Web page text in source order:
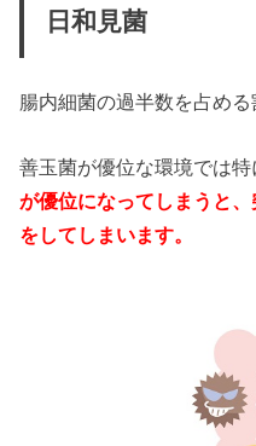
日和見菌
腸内細菌の過半数を占める
善玉菌が優位な環境では特
が優位になってしまうと
をしてしまいます。